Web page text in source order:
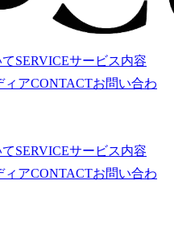
SERVICEサービス内容
ィアCONTACTお問い合わ
SERVICEサービス内容
ィアCONTACTお問い合わ